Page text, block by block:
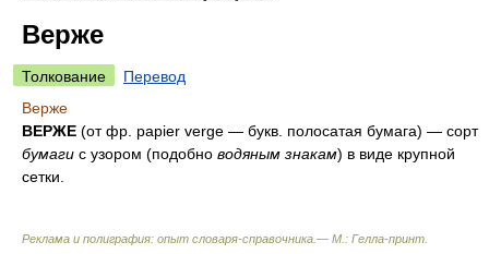
Верже
Толкование
Перевод
Верже
ВЕРЖЕ (от фр. papier verge — букв. полосатая бумага) — сорт
бумаги с узором (подобно водяным знакам) в виде крупной
сетки.
Реклама и полиграфия: опыт словаря-справочника.— М.: Гелла-принт